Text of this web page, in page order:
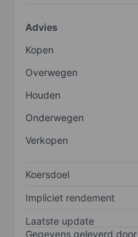
Advies
Kopen
Overwegen
Houden
Onderwegen
Verkopen
Koersdoel
Impliciet rendement
Laatste update
Gegevens geleverd door